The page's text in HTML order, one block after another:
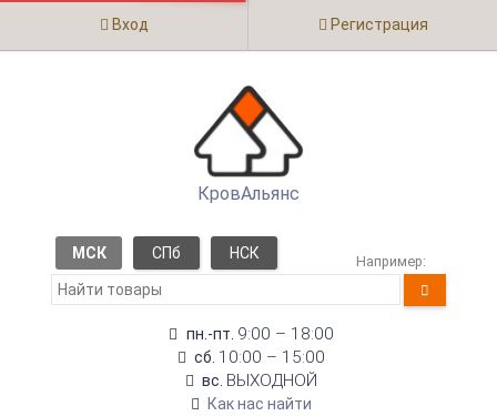
Вход Регистрация
КровАльянс
МСК СПб НСК Например:
пн.-пт. 9:00 – 18:00
сб. 10:00 – 15:00
вс. ВЫХОДНОЙ
Как нас найти